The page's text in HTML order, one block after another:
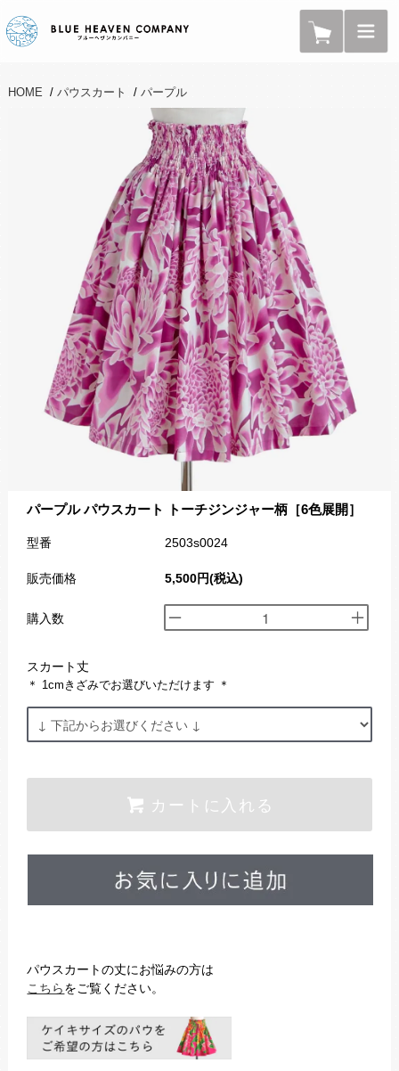
HOME / パウスカート / パープル
パープル パウスカート トーチジンジャー柄［6色展開］
型番 2503s0024
販売価格 5,500円(税込)
購入数
スカート丈
＊ 1cmきざみでお選びいただけます ＊
カートに入れる
パウスカートの丈にお悩みの方は
こちらをご覧ください。